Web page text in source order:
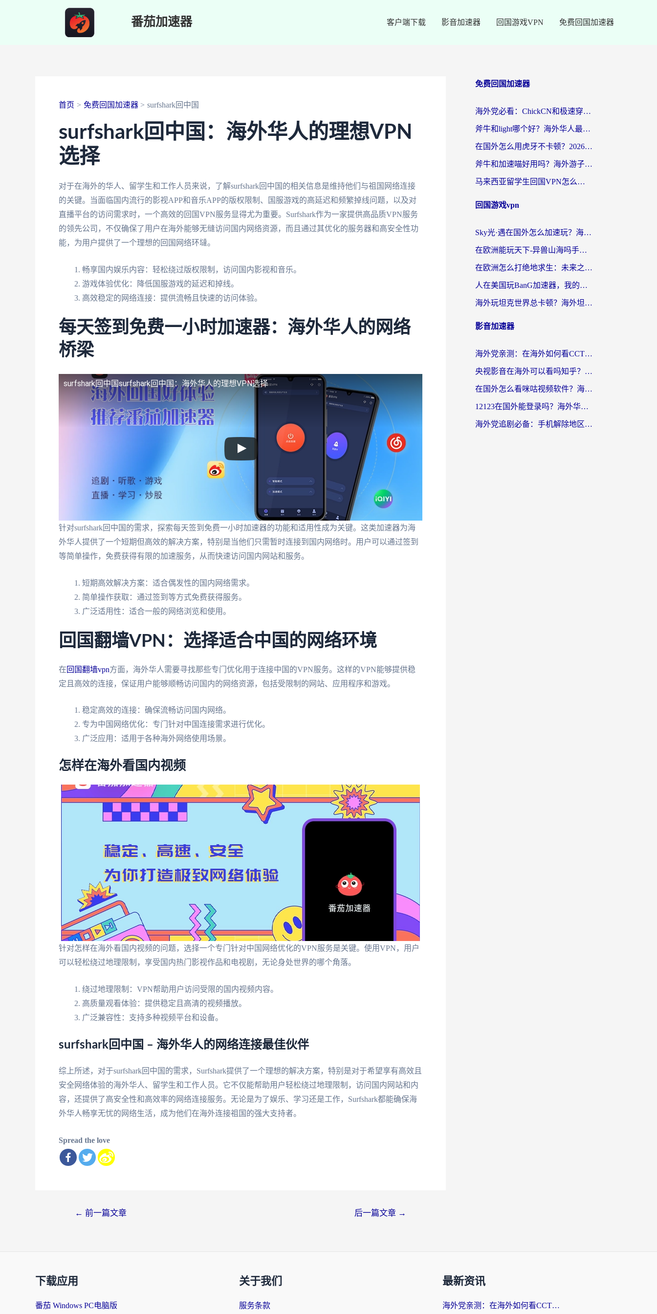
番茄加速器 客户端下载 影音加速器 回国游戏VPN 免费回国加速器
首页 免费回国加速器 surfshark回中国
surfshark回中国：海外华人的理想VPN
选择
对于在海外的华人、留学生和工作人员来说，了解surfshark回中国的相关信息是维持他们与祖国网络连接
的关键。当面临国内流行的影视APP和音乐APP的版权限制、国服游戏的高延迟和频繁掉线问题，以及对
直播平台的访问需求时，一个高效的回国VPN服务显得尤为重要。Surfshark作为一家提供高品质VPN服务
的领先公司，不仅确保了用户在海外能够无缝访问国内网络资源，而且通过其优化的服务器和高安全性功
能，为用户提供了一个理想的回国网络环墶。
畅享国内娱乐内容：轻松绕过版权限制，访问国内影视和音乐。
游戏体验优化：降低国服游戏的延迟和掉线。
高效稳定的网络连接：提供流畅且快速的访问体验。
每天签到免费一小时加速器：海外华人的网络
桥梁
surfshark回中国surfshark回中国：海外华人的理想VPN选择
针对surfshark回中国的需求，探索每天签到免费一小时加速器的功能和适用性成为关键。这类加速器为海
外华人提供了一个短期但高效的解决方案，特别是当他们只需暂时连接到国内网络时。用户可以通过签到
等简单操作，免费获得有限的加速服务，从而快速访问国内网站和服务。
短期高效解决方案：适合偶发性的国内网络需求。
简单操作获取：通过签到等方式免费获得服务。
广泛适用性：适合一般的网络浏览和使用。
回国翻墙VPN：选择适合中国的网络环境
在回国翻墙vpn方面，海外华人需要寻找那些专门优化用于连接中国的VPN服务。这样的VPN能够提供稳
定且高效的连接，保证用户能够顺畅访问国内的网络资源，包括受限制的网站、应用程序和游戏。
稳定高效的连接：确保流畅访问国内网络。
专为中国网络优化：专门针对中国连接需求进行优化。
广泛应用：适用于各种海外网络使用场景。
怎样在海外看国内视频
针对怎样在海外看国内视频的问题，选择一个专门针对中国网络优化的VPN服务是关键。使用VPN，用户
可以轻松绕过地理限制，享受国内热门影视作品和电视剧，无论身处世界的哪个角落。
绕过地理限制：VPN帮助用户访问受限的国内视频内容。
高质量观看体验：提供稳定且高清的视频播放。
广泛兼容性：支持多种视频平台和设备。
surfshark回中国 – 海外华人的网络连接最佳伙伴
综上所述，对于surfshark回中国的需求，Surfshark提供了一个理想的解决方案，特别是对于希望享有高效且
安全网络体验的海外华人、留学生和工作人员。它不仅能帮助用户轻松绕过地理限制，访问国内网站和内
容，还提供了高安全性和高效率的网络连接服务。无论是为了娱乐、学习还是工作，Surfshark都能确保海
外华人畅享无忧的网络生活，成为他们在海外连接祖国的强大支持者。
Spread the love
← 前一篇文章 后一篇文章 →
免费回国加速器
海外党必看：ChickCN和极速穿梭VPN好用吗？3招教你选对回国加速器无缝刷国内资源
斧牛和light哪个好？海外华人最关心的回国加速器选择难题，一篇讲透
在国外怎么用虎牙不卡顿？2026海外华人亲测有效的回国加速器选择指南
斧牛和加速喵好用吗？海外游子的真实选择困境
马来西亚留学生回国VPN怎么选？3个避坑点+1款实测好用的加速器推荐
回国游戏vpn
Sky光·遇在国外怎么加速玩？海外党亲测有效的国服游戏加速指南
在欧洲能玩天下-异兽山海吗手游？海外玩家的加速器生存指南
在欧洲怎么打绝地求生：未来之役不卡？留学生亲测的加速器避坑指南
人在美国玩BanG加速器，我的延迟终于绿了
海外玩坦克世界总卡顿？海外坦克世界加速器有哪些？实测好用的选择在这里
影音加速器
海外党亲测：在海外如何看CCTV？告别“仅限大陆播放”的实用指南
央视影音在海外可以看吗知乎？留学生亲测：3步解决地域限制+追剧自由
在国外怎么看咪咕视频软件？海外党亲测有效的回国加速方案
12123在国外能登录吗？海外华人必看的回国加速实用指南
海外党追剧必备：手机解除地区限制app怎么选？解决央视视频&国内剧地区限制全指南
下载应用
番茄 Windows PC电脑版
关于我们
服务条款
最新资讯
海外党亲测：在海外如何看CCTV？告别“仅限大陆播放”的实用指南